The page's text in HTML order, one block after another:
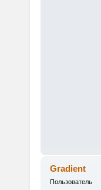
Gradient
Пользователь